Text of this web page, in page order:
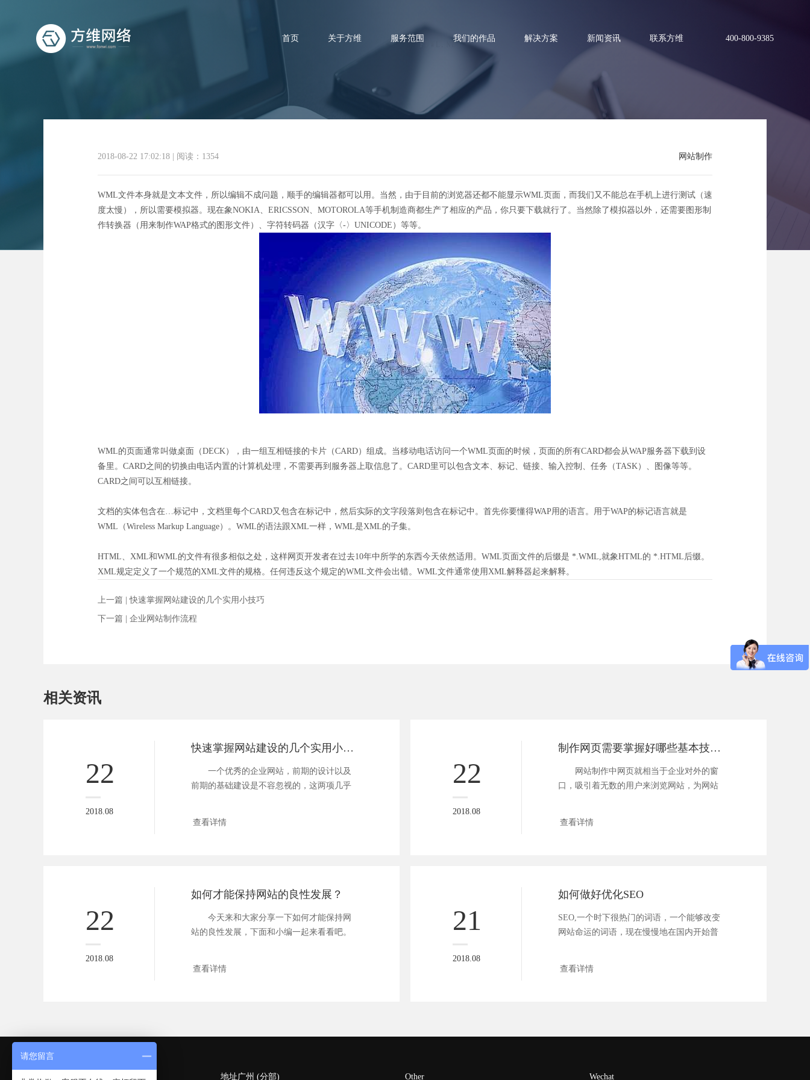
首页 关于方维 服务范围 我们的作品 解决方案 新闻资讯 联系方维 400-800-9385
网站制作
2018-08-22 17:02:18 阅读：1354
WML文件本身就是文本文件，所以编辑不成问题，顺手的编辑器都可以用。当然，由于目前的浏览器还都不能显示WML页面，而我们又不能总在手机上进行测试（速
度太慢），所以需要模拟器。现在象NOKIA、ERICSSON、MOTOROLA等手机制造商都生产了相应的产品，你只要下载就行了。当然除了模拟器以外，还需要图形制
作转换器（用来制作WAP格式的图形文件）、字符转码器（汉字〈-〉UNICODE）等等。
WML的页面通常叫做桌面（DECK），由一组互相链接的卡片（CARD）组成。当移动电话访问一个WML页面的时候，页面的所有CARD都会从WAP服务器下载到设
备里。CARD之间的切换由电话内置的计算机处理，不需要再到服务器上取信息了。CARD里可以包含文本、标记、链接、输入控制、任务（TASK）、图像等等。
CARD之间可以互相链接。
文档的实体包含在…标记中，文档里每个CARD又包含在标记中，然后实际的文字段落则包含在标记中。首先你要懂得WAP用的语言。用于WAP的标记语言就是
WML（Wireless Markup Language）。WML的语法跟XML一样，WML是XML的子集。
HTML、XML和WML的文件有很多相似之处，这样网页开发者在过去10年中所学的东西今天依然适用。WML页面文件的后缀是 *.WML,就象HTML的 *.HTML后缀。
XML规定定义了一个规范的XML文件的规格。任何违反这个规定的WML文件会出错。WML文件通常使用XML解释器起来解释。
上一篇 |快速掌握网站建设的几个实用小技巧
下一篇 | 企业网站制作流程
相关资讯
22
2018.08
快速掌握网站建设的几个实用小技巧
一个优秀的企业网站，前期的设计以及
前期的基础建设是不容忽视的，这两项几乎
查看详情
22
2018.08
制作网页需要掌握好哪些基本技巧？
网站制作中网页就相当于企业对外的窗
口，吸引着无数的用户来浏览网站，为网站
查看详情
22
2018.08
如何才能保持网站的良性发展？
今天来和大家分享一下如何才能保持网
站的良性发展，下面和小编一起来看看吧。
查看详情
21
2018.08
如何做好优化SEO
SEO,一个时下很热门的词语，一个能够改变
网站命运的词语，现在慢慢地在国内开始普
查看详情
深圳 (总部) 地址广州 (分部) Other Wechat
请您留言